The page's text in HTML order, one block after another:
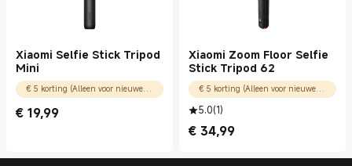
Xiaomi Selfie Stick Tripod
Mini
€ 5 korting (Alleen voor nieuwe gebruikers)
€ 19,99
Current Price € 19.99
Xiaomi Zoom Floor Selfie
Stick Tripod 62
€ 5 korting (Alleen voor nieuwe gebruikers)
5.0(1)
€ 34,99
Current Price € 34.99